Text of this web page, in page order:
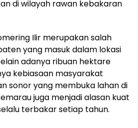
di wilayah rawan kebakaran
Ilir merupakan salah
yang masuk dalam lokasi
adanya ribuan hektare
kebiasaan masyarakat
sonor yang membuka lahan di
juga menjadi alasan kuat
terbakar setiap tahun.